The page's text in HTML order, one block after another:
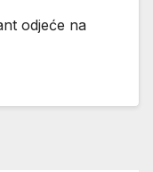
odjeće na